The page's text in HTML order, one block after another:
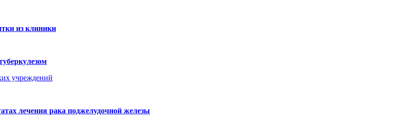
из клиники
учреждений
лечения рака поджелудочной железы